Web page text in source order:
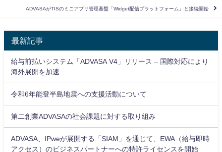
ADVASAがTISのミニアプリ管理基盤「Widget配信プラットフォーム」と接続開始
最新記事
給与前払いシステム「ADVASA V4」リリース – 国際対応により
海外展開を加速
令和6年能登半島地震への支援活動について
第二創業ADVASAの社会課題に対する取り組み
ADVASA、IPweが展開する「SIAM」を通じて、EWA（給与即時
アクセス）のビジネスパートナーへの特許ライセンスを開始